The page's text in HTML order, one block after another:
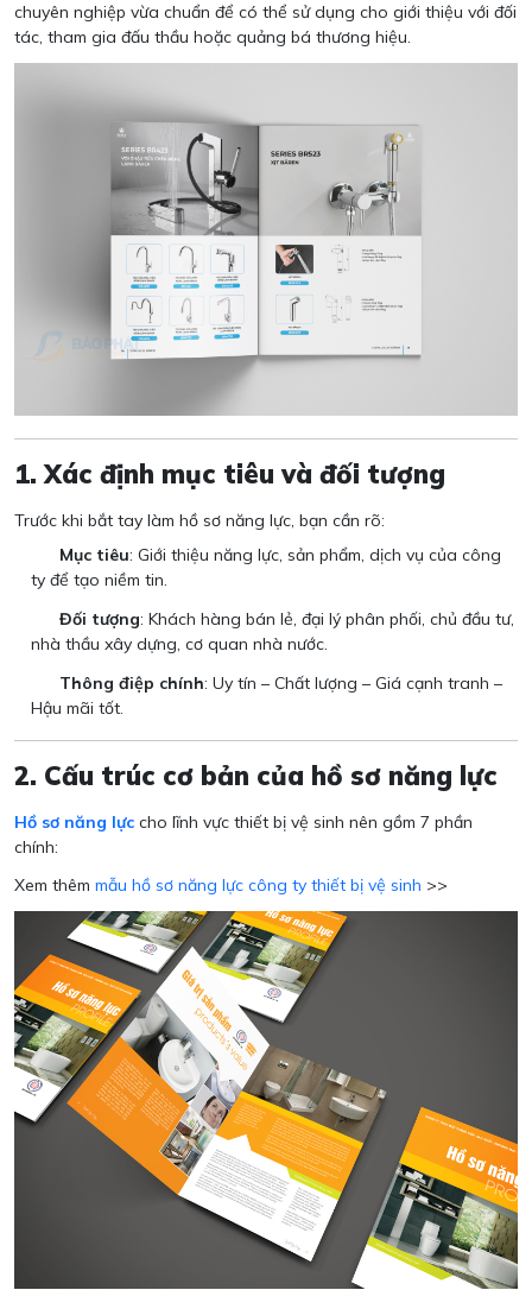
chuyên nghiệp vừa chuẩn để có thể sử dụng cho giới thiệu với đối
tác, tham gia đấu thầu hoặc quảng bá thương hiệu.
1. Xác định mục tiêu và đối tượng
Trước khi bắt tay làm hồ sơ năng lực, bạn cần rõ:
Mục tiêu: Giới thiệu năng lực, sản phẩm, dịch vụ của công
ty để tạo niềm tin.
Đối tượng: Khách hàng bán lẻ, đại lý phân phối, chủ đầu tư,
nhà thầu xây dựng, cơ quan nhà nước.
Thông điệp chính: Uy tín – Chất lượng – Giá cạnh tranh –
Hậu mãi tốt.
2. Cấu trúc cơ bản của hồ sơ năng lực
Hồ sơ năng lực cho lĩnh vực thiết bị vệ sinh nên gồm 7 phần
chính:
Xem thêm mẫu hồ sơ năng lực công ty thiết bị vệ sinh >>